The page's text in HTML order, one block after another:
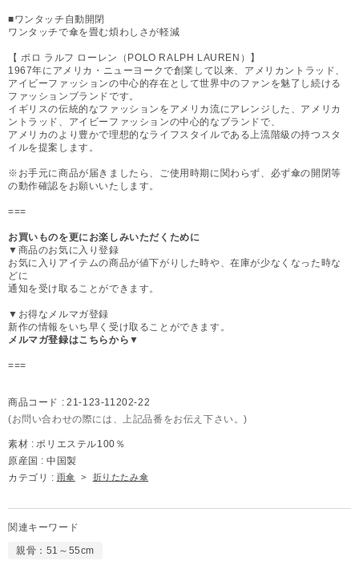
■ワンタッチ自動開閉
ワンタッチで傘を畳む煩わしさが軽減
【 ポロ ラルフ ローレン（POLO RALPH LAUREN）】
1967年にアメリカ・ニューヨークで創業して以来、アメリカントラッド、
アイビーファッションの中心的存在として世界中のファンを魅了し続ける
ファッションブランドです。
イギリスの伝統的なファッションをアメリカ流にアレンジした、アメリカ
ントラッド、アイビーファッションの中心的なブランドで、
アメリカのより豊かで理想的なライフスタイルである上流階級の持つスタ
イルを提案します。
※お手元に商品が届きましたら、ご使用時期に関わらず、必ず傘の開閉等
の動作確認をお願いいたします。
===
お買いものを更にお楽しみいただくために
▼商品のお気に入り登録
お気に入りアイテムの商品が値下がりした時や、在庫が少なくなった時な
どに
通知を受け取ることができます。
▼お得なメルマガ登録
新作の情報をいち早く受け取ることができます。
メルマガ登録はこちらから▼
===
商品コード : 21-123-11202-22
(お問い合わせの際には、上記品番をお伝え下さい。)
素材 : ポリエステル100％
原産国 : 中国製
カテゴリ : 雨傘 > 折りたたみ傘
関連キーワード
親骨：51～55cm